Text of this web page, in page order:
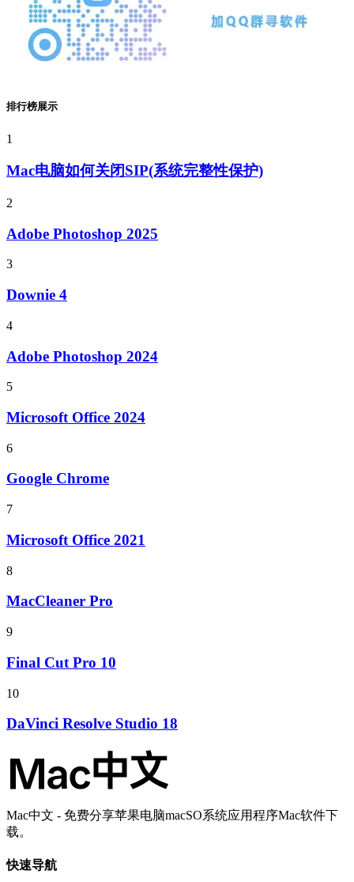
排行榜展示
1
Mac电脑如何关闭SIP(系统完整性保护)
2
Adobe Photoshop 2025
3
Downie 4
4
Adobe Photoshop 2024
5
Microsoft Office 2024
6
Google Chrome
7
Microsoft Office 2021
8
MacCleaner Pro
9
Final Cut Pro 10
10
DaVinci Resolve Studio 18
Mac中文 - 免费分享苹果电脑macSO系统应用程序Mac软件下
载。
快速导航